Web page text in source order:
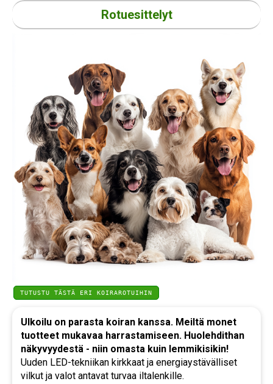
Rotuesittelyt
TUTUSTU TÄSTÄ ERI KOIRAROTUIHIN
Ulkoilu on parasta koiran kanssa. Meiltä monet
tuotteet mukavaa harrastamiseen. Huolehdithan
näkyvyydestä - niin omasta kuin lemmikisikin!
Uuden LED-tekniikan kirkkaat ja energiaystävälliset
vilkut ja valot antavat turvaa iltalenkille.